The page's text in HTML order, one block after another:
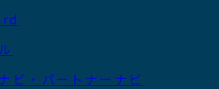
ビ・パートナーナビ